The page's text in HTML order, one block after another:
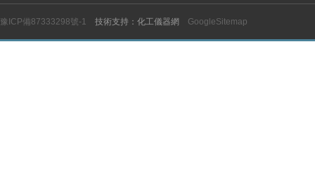
豫ICP備87333298號-1 技術支持：化工儀器網 GoogleSitemap